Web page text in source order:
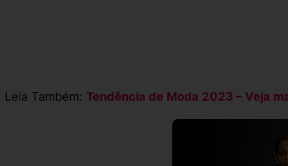
Leia Também: Tendência de Moda 2023 – Veja